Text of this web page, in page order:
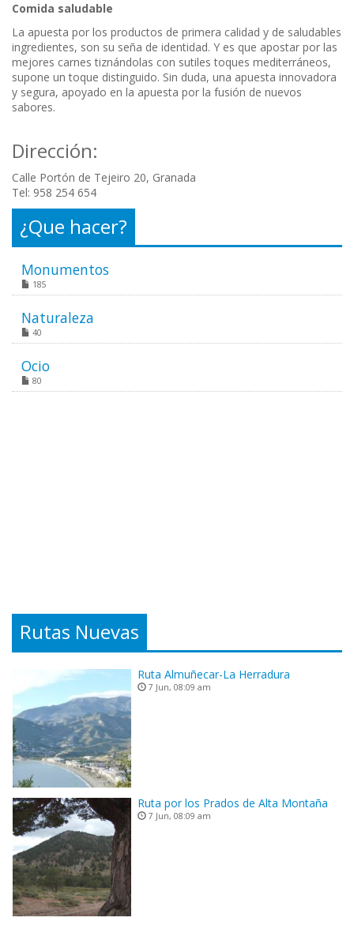
Comida saludable
La apuesta por los productos de primera calidad y de saludables
ingredientes, son su seña de identidad. Y es que apostar por las
mejores carnes tiznándolas con sutiles toques mediterráneos,
supone un toque distinguido. Sin duda, una apuesta innovadora
y segura, apoyado en la apuesta por la fusión de nuevos
sabores.
Dirección:
Calle Portón de Tejeiro 20, Granada
Tel: 958 254 654
¿Que hacer?
Monumentos
185
Naturaleza
40
Ocio
80
Rutas Nuevas
Ruta Almuñecar-La Herradura
7 Jun, 08:09 am
Ruta por los Prados de Alta Montaña
7 Jun, 08:09 am